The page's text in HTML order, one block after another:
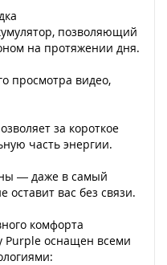
позволяющий
на протяжении дня.
просмотра видео,
за короткое
часть энергии.
— даже в самый
вас без связи.
комфорта
Purple оснащен всеми